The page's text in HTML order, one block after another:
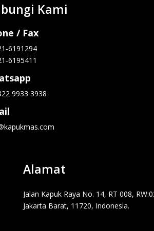
Kami
/ Fax
6191294
6195411
9933 3938
Alamat
Jalan Kapuk Raya No. 14, RT 008,
Jakarta Barat, 11720, Indonesia.